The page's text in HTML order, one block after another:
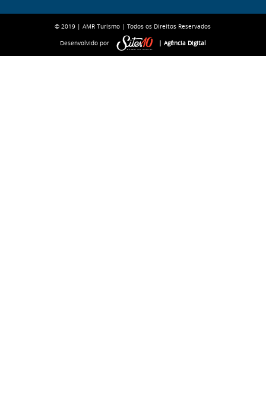
© 2019 | AMR Turismo | Todos os Direitos Reservados
Desenvolvido por | Agência Digital